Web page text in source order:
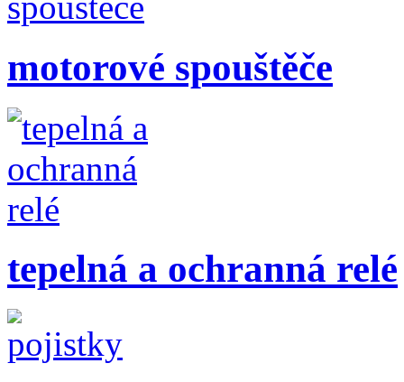
motorové spouštěče
tepelná a ochranná relé